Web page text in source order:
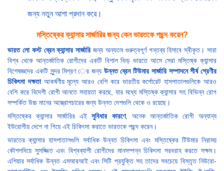
জন্য নতুন আশা প্রদান করে।
মস্তিষ্কের ক্যান্সার সার্জারির জন্য কেন ভারতকে পছন্দ করেন?
ভারত লো কস্ট ব্রেন ক্যান্সার সার্জারি জন্য অন্যতম গুরুত্বপূর্ণ গন্তব্য হিসাবে স্বীকৃত। সারা
বিশ্ব থেকে আন্তর্জাতিক রোগীদের একটি বিশাল ভিড় ভারতে আসে সেরা মস্তিষ্ক ক্যান্সার
বিশেষজ্ঞদের একটি সুন্দর মিশ্রণ ের জন্য উন্নত ব্রেন টিউমার সার্জারি সম্পাদনে শীর্ষ শ্রেণীর
চিকিৎসা দক্ষতাআকর্ষণীয় মূল্যে আরও বেশি করে ভারতীয় কর্পোরেট হাসপাতালগুলিকে আরও
বেশি করে বিদেশী রোগী আনতে সহায়তা করছে, যার মধ্যে মস্তিষ্ক ক্যান্সার সহ বিভিন্ন রোগ
সম্পর্কিত উচ্চ মানের অস্ত্রোপচারের জন্য উন্নত দেশগুলি থেকে ও রয়েছে।
মস্তিষ্কের ক্যান্সার সার্জারির এইসুবিধার কারণে, অনেক আন্তর্জাতিক রোগী অন্যান্য
ইউরোপীয় দেশে না গিয়ে এই চিকিৎসা করাতে ভারতকে পছন্দ করেন।
ভারতের ক্যান্সার হাসপাতালগুলি সর্বাধিক উন্নত চিকিৎসা এবং মস্তিষ্কের টিউমার নিরাময়
কৌশলদিয়ে সুসজ্জিত এবং বিশ্বব্যাপী রোগীদের মানসম্পন্ন চিকিৎসা সরবরাহ করতে সক্ষম।
এশিয়ার সর্বাধিক উন্নত এমআরআই এবং সিটি প্রযুক্তি সহ তাদের সবচেয়ে বিস্তৃত নিউরো-